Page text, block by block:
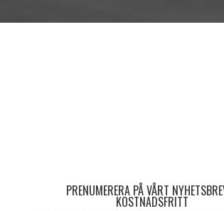
PRENUMERERA PÅ VÅRT
KOSTNADSFRITT